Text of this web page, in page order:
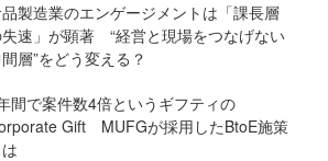
製造業のエンゲージメントは「課長層
速」が顕著 “経営と現場をつなげない
層”をどう変える？
間で案件数4倍というギフティの
Gift MUFGが採用したBtoE施策